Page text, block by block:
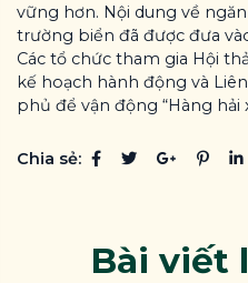
vững hơn. Nội dung về
trường biển đã được đưa
Các tổ chức tham gia Hội
kế hoạch hành động và
phủ để vận động “Hàng hải
Chia sẻ:
Bài viết